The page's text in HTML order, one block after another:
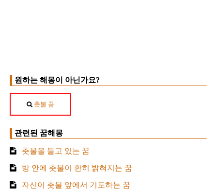
원하는 해몽이 아닌가요?
촛불 꿈
관련된 꿈해몽
촛불을 들고 있는 꿈
방 안에 촛불이 환히 밝혀지는 꿈
자신이 촛불 앞에서 기도하는 꿈